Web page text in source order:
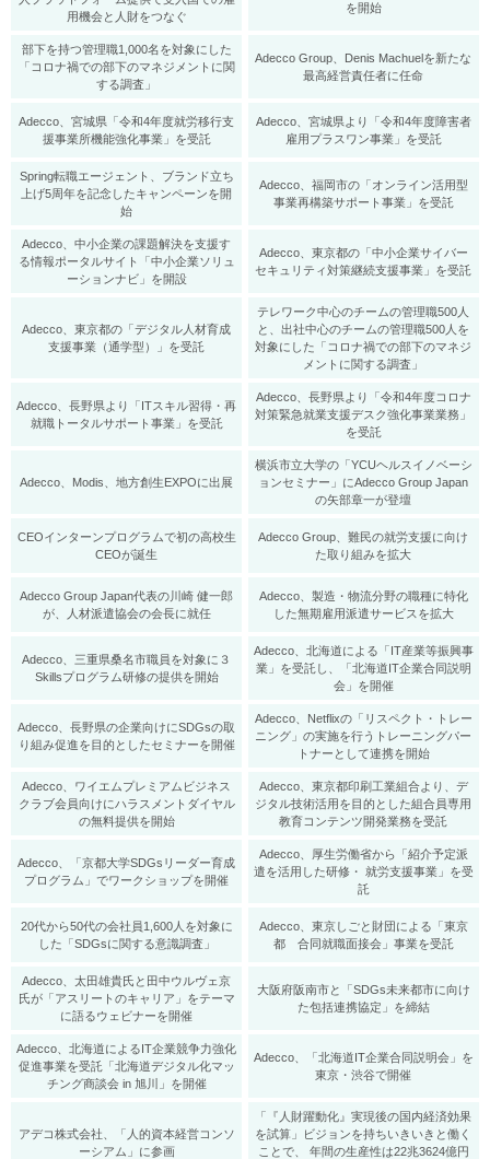
用機会と人財をつなぐ
を開始
部下を持つ管理職1,000名を対象にした
「コロナ禍での部下のマネジメントに関
する調査」
Adecco Group、Denis Machuelを新たな
最高経営責任者に任命
Adecco、宮城県「令和4年度就労移行支
援事業所機能強化事業」を受託
Adecco、宮城県より「令和4年度障害者
雇用プラスワン事業」を受託
Spring転職エージェント、ブランド立ち
上げ5周年を記念したキャンペーンを開
始
Adecco、福岡市の「オンライン活用型
事業再構築サポート事業」を受託
Adecco、中小企業の課題解決を支援す
る情報ポータルサイト「中小企業ソリュ
ーションナビ」を開設
Adecco、東京都の「中小企業サイバー
セキュリティ対策継続支援事業」を受託
Adecco、東京都の「デジタル人材育成
支援事業（通学型）」を受託
テレワーク中心のチームの管理職500人
と、出社中心のチームの管理職500人を
対象にした「コロナ禍での部下のマネジ
メントに関する調査」
Adecco、長野県より「ITスキル習得・再
就職トータルサポート事業」を受託
Adecco、長野県より「令和4年度コロナ
対策緊急就業支援デスク強化事業業務」
を受託
Adecco、Modis、地方創生EXPOに出展
横浜市立大学の「YCUヘルスイノベーシ
ョンセミナー」にAdecco Group Japan
の矢部章一が登壇
CEOインターンプログラムで初の高校生
CEOが誕生
Adecco Group、難民の就労支援に向け
た取り組みを拡大
Adecco Group Japan代表の川崎 健一郎
が、人材派遣協会の会長に就任
Adecco、製造・物流分野の職種に特化
した無期雇用派遣サービスを拡大
Adecco、三重県桑名市職員を対象に３
Skillsプログラム研修の提供を開始
Adecco、北海道による「IT産業等振興事
業」を受託し、「北海道IT企業合同説明
会」を開催
Adecco、長野県の企業向けにSDGsの取
り組み促進を目的としたセミナーを開催
Adecco、Netflixの「リスペクト・トレー
ニング」の実施を行うトレーニングパー
トナーとして連携を開始
Adecco、ワイエムプレミアムビジネス
クラブ会員向けにハラスメントダイヤル
の無料提供を開始
Adecco、東京都印刷工業組合より、デ
ジタル技術活用を目的とした組合員専用
教育コンテンツ開発業務を受託
Adecco、「京都大学SDGsリーダー育成
プログラム」でワークショップを開催
Adecco、厚生労働省から「紹介予定派
遣を活用した研修・ 就労支援事業」を受
託
20代から50代の会社員1,600人を対象に
した「SDGsに関する意識調査」
Adecco、東京しごと財団による「東京
都 合同就職面接会」事業を受託
Adecco、太田雄貴氏と田中ウルヴェ京
氏が「アスリートのキャリア」をテーマ
に語るウェビナーを開催
大阪府阪南市と「SDGs未来都市に向け
た包括連携協定」を締結
Adecco、北海道によるIT企業競争力強化
促進事業を受託「北海道デジタル化マッ
チング商談会 in 旭川」を開催
Adecco、「北海道IT企業合同説明会」を
東京・渋谷で開催
アデコ株式会社、「人的資本経営コンソ
ーシアム」に参画
「『人財躍動化』実現後の国内経済効果
を試算」ビジョンを持ちいきいきと働く
ことで、 年間の生産性は22兆3624億円